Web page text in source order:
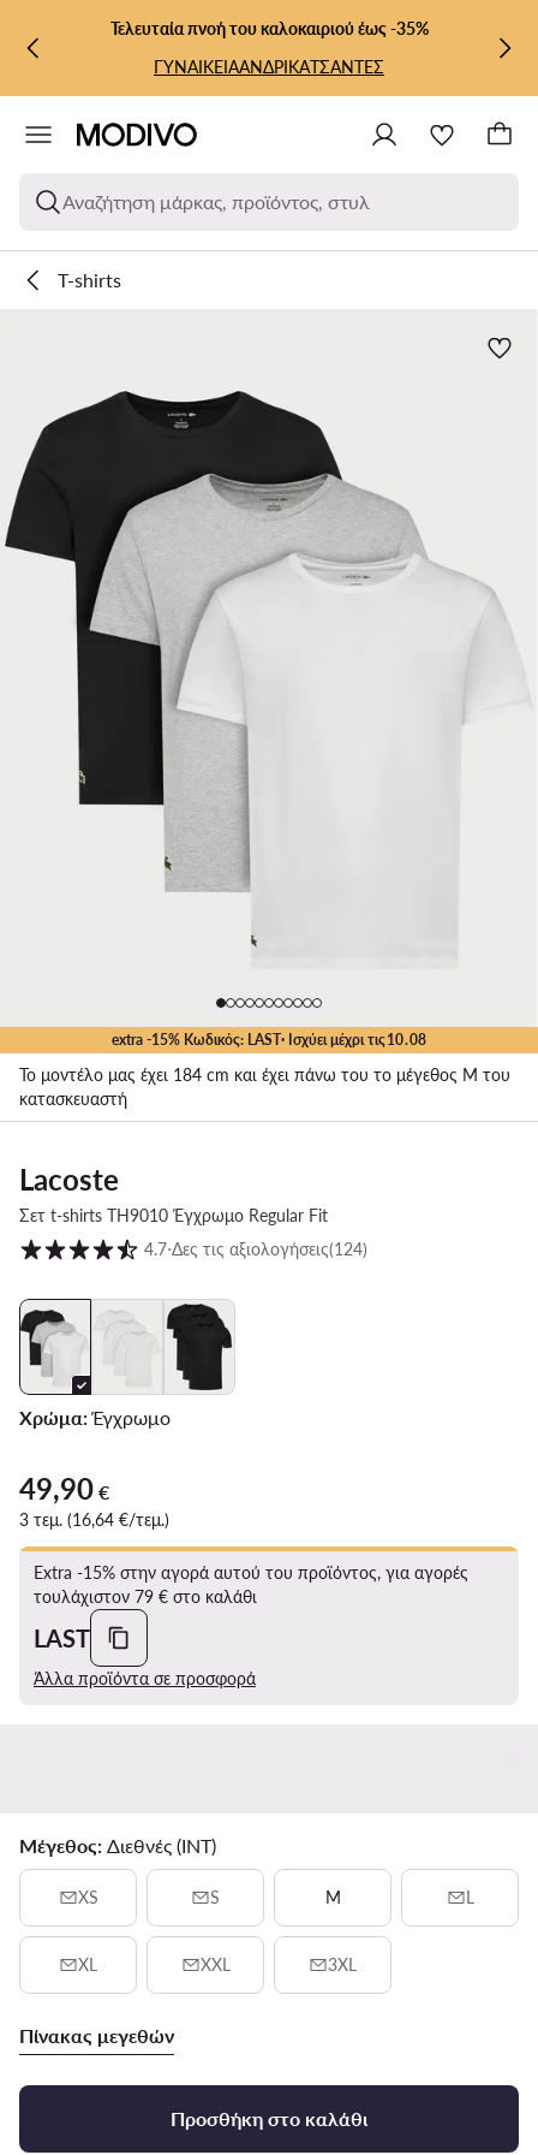
ΜΕΤΆΒΑΣΗ ΣΤΟ ΚΎΡΙΟ ΠΕΡΙΕΧΌΜΕΝΟ
ΜΕΤΆΒΑΣΗ ΣΤΗΝ ΑΝΑΖΉΤΗΣΗ
Τελευταία πνοή του καλοκαιριού έως -35%
ΓΥΝΑΙΚΕΙΑΑΝΔΡΙΚΑΤΣΑΝΤΕΣ
Αναζήτηση μάρκας, προϊόντος, στυλ
T-shirts
extra -15% Κωδικός: LAST· Ισχύει μέχρι τις10.08
Το μοντέλο μας έχει 184 cm και έχει πάνω του το μέγεθος M του
κατασκευαστή
Lacoste
Σετ t-shirts TH9010 Έγχρωμο Regular Fit
Βαθμολογία πελατών σε κλίμακα 1 έως 5
4.7⋅Δες τις αξιολογήσεις(124)
Χρώμα:Έγχρωμο
49,90 €
49,90 €
3 τεμ. (16,64 €/τεμ.)
Extra -15% στην αγορά αυτού του προϊόντος, για αγορές
τουλάχιστον 79 € στο καλάθι
LAST
Άλλα προϊόντα σε προσφορά
Μέγεθος: Διεθνές (INT)
XS S M L
XL XXL 3XL
Πίνακας μεγεθών
Προσθήκη στο καλάθι